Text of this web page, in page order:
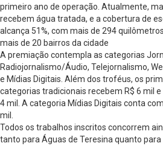
primeiro ano de operação. Atualmente,
recebem água tratada, e a cobertura de
alcança 51%, com mais de 294
mais de 20 bairros da cidade
A premiação contempla as categorias
Radiojornalismo/Áudio, Telejornalismo,
e Mídias Digitais. Além dos troféus, os
categorias tradicionais recebem R$ 6 mil
4 mil. A categoria Mídias Digitais conta
mil.
Todos os trabalhos inscritos concorrem
tanto para Águas de Teresina quanto